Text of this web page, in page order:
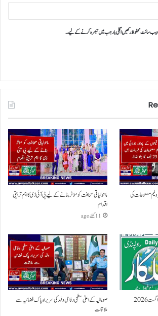
ویب سائٹ محفوظ رکھیں اگلی بار جب میں تبصرہ کرنے کےلیے۔
مصنوعات کی
ماحولیاتی صحافت کو مؤثر بنانے کے لیے پی آئی ڈی کا اہم تربیتی
اقدام
11 گھنٹے ago
صومالیہ کے اعلیٰ سطحی دفاعی وفد کی سربراہ پاک فضائیہ سے
ملاقات